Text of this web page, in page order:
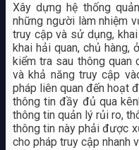
Xây dựng hệ thống
những người làm nhiệm
truy cập và sử dụng,
khai hải quan, chủ hàng,
kiểm tra sau thông
và khả năng truy cập
pháp liên quan đến hoạt
thông tin đầy đủ qua
thông tin quản lý rủi ro,
thông tin này phải được
cho pháp truy cập nhanh